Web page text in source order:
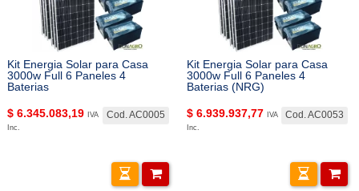
Kit Energia Solar para Casa
3000w Full 6 Paneles 4
Baterias
Cod. AC0005
$ 6.345.083,19
IVA
Inc.
Kit Energia Solar para Casa
3000w Full 6 Paneles 4
Baterias (NRG)
Cod. AC0053
$ 6.939.937,77
IVA
Inc.